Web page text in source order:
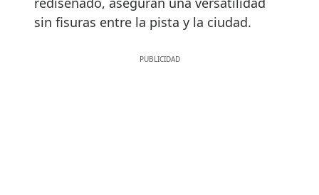
sin fisuras entre la pista y la ciudad.